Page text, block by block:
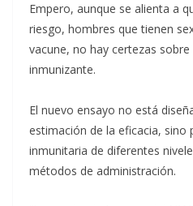
Empero, aunque se alienta a
riesgo, hombres que tienen
vacune, no hay certezas
inmunizante.
El nuevo ensayo no está
estimación de la eficacia, sino
inmunitaria de diferentes
métodos de administración.